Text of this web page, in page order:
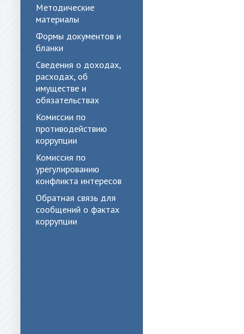
Методические
материалы
Формы документов и
бланки
Сведения о доходах,
расходах, об
имуществе и
обязательствах
Комиссии по
противодействию
коррупции
Комиссия по
урегулированию
конфликта интересов
Обратная связь для
сообщений о фактах
коррупции